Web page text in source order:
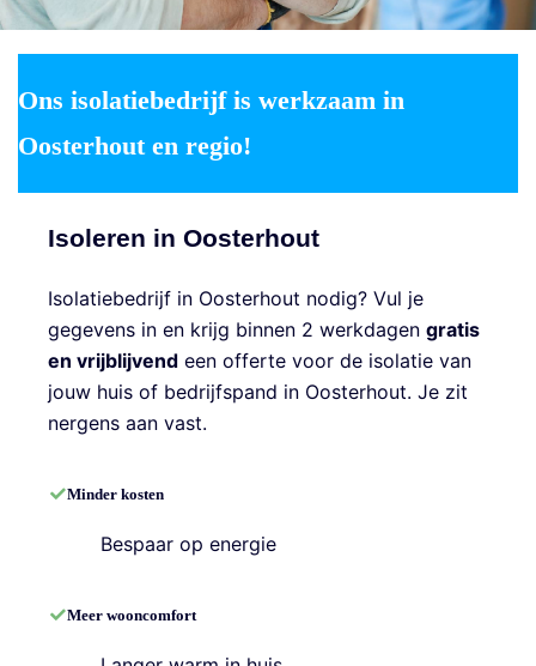
Ons isolatiebedrijf is werkzaam in
Oosterhout en regio!
Isoleren in Oosterhout
Isolatiebedrijf in Oosterhout nodig? Vul je
gegevens in en krijg binnen 2 werkdagen gratis
en vrijblijvend een offerte voor de isolatie van
jouw huis of bedrijfspand in Oosterhout. Je zit
nergens aan vast.
Minder kosten
Bespaar op energie
Meer wooncomfort